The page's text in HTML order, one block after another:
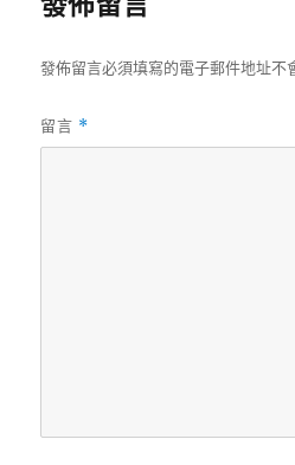
發佈留言必須填寫的電子郵件地址不
留言 *